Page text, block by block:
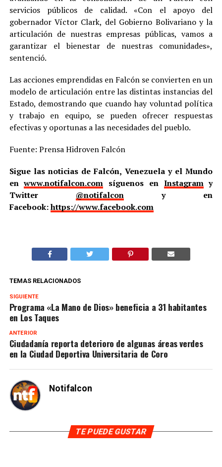
servicios públicos de calidad. «Con el apoyo del
gobernador Víctor Clark, del Gobierno Bolivariano y la
articulación de nuestras empresas públicas, vamos a
garantizar el bienestar de nuestras comunidades»,
sentenció.
Las acciones emprendidas en Falcón se convierten en un
modelo de articulación entre las distintas instancias del
Estado, demostrando que cuando hay voluntad política
y trabajo en equipo, se pueden ofrecer respuestas
efectivas y oportunas a las necesidades del pueblo.
Fuente: Prensa Hidroven Falcón
Sigue las noticias de Falcón, Venezuela y el Mundo
enwww.notifalcon.com síguenos en Instagramy
Twitter @notifalcony en
Facebook:https://www.facebook.com
TEMAS RELACIONADOS
SIGUIENTE
Programa «La Mano de Dios» beneficia a 31 habitantes
en Los Taques
ANTERIOR
Ciudadanía reporta deterioro de algunas áreas verdes
en la Ciudad Deportiva Universitaria de Coro
Notifalcon
TE PUEDE GUSTAR